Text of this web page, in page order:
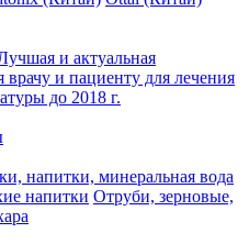
и актуальная
врачу и пациенту для лечения
до 2018 г.
напитки, минеральная вода
напитки Отруби, зерновые,